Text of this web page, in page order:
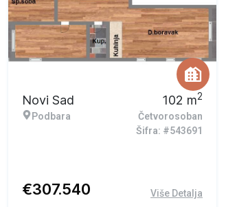
Novi Sad
Podbara
102 m2
Četvorosoban
Šifra: #543691
€307.540 Više Detalja